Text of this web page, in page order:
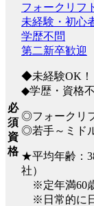
必
須
資
格
フォークリフ
未経験・初心
学歴不問
第二新卒歓迎
◆未経験OK！
◆学歴・資格
◎フォークリ
◎若手～ミド
★平均年齢：
社）
※定年満60歳
※日常的に日